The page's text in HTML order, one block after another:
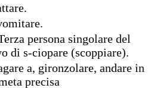
persona singolare del
di s-ciopare (scoppiare).
a, gironzolare, andare in
precisa